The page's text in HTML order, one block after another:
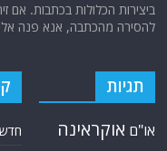
ביצירות הכלולות בכתבות. אם
להסירה מהכתבה, אנא פנה
תגיות
או"ם אוקראינה